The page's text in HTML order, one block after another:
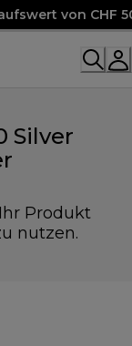
von CHF
Silver
Produkt
nutzen.